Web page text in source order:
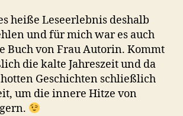
heiße Leseerlebnis deshalb
und für mich war es auch
Buch von Frau Autorin. Kommt
die kalte Jahreszeit und da
Geschichten schließlich
um die innere Hitze von